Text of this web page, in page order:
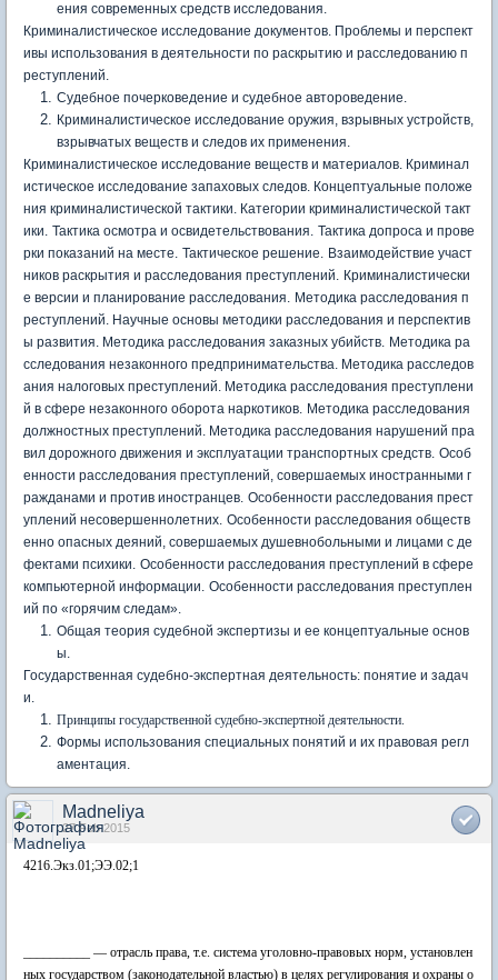
ения современных средств исследования.
Криминалистическое исследование документов. Проблемы и перспект
ивы использования в деятельности по раскрытию и расследованию п
реступлений.
Судебное почерковедение и судебное автороведение.
Криминалистическое исследование оружия, взрывных устройств,
взрывчатых веществ и следов их применения.
Криминалистическое исследование веществ и материалов. Криминал
истическое исследование запаховых следов. Концептуальные положе
ния криминалистической тактики. Категории криминалистической такт
ики. Тактика осмотра и освидетельствования. Тактика допроса и прове
рки показаний на месте. Тактическое решение. Взаимодействие участ
ников раскрытия и расследования преступлений. Криминалистически
е версии и планирование расследования. Методика расследования п
реступлений. Научные основы методики расследования и перспектив
ы развития. Методика расследования заказных убийств. Методика ра
сследования незаконного предпринимательства. Методика расследов
ания налоговых преступлений. Методика расследования преступлени
й в сфере незаконного оборота наркотиков. Методика расследования
должностных преступлений. Методика расследования нарушений пра
вил дорожного движения и эксплуатации транспортных средств. Особ
енности расследования преступлений, совершаемых иностранными г
ражданами и против иностранцев. Особенности расследования прест
уплений несовершеннолетних. Особенности расследования обществ
енно опасных деяний, совершаемых душевнобольными и лицами с де
фектами психики. Особенности расследования преступлений в сфере
компьютерной информации. Особенности расследования преступлен
ий по «горячим следам».
Общая теория судебной экспертизы и ее концептуальные основ
ы.
Государственная судебно-экспертная деятельность: понятие и задач
и.
Принципы государственной судебно-экспертной деятельности.
Формы использования специальных понятий и их правовая регл
аментация.
Madneliya
27 Feb 2015
4216.Экз.01;ЭЭ.02;1
__________ — отрасль права, т.е. система уголовно-правовых норм, установлен
ных государством (законодательной властью) в целях регулирования и охраны о